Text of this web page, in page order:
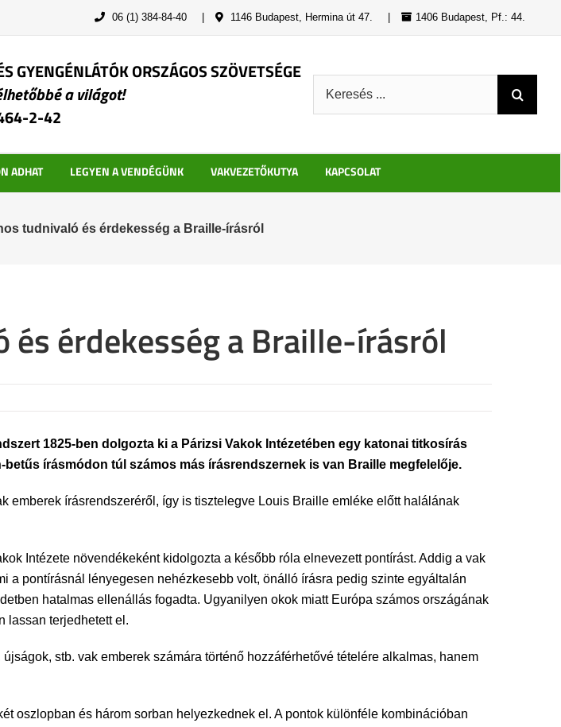
06 (1) 384-84-40 1146 Budapest, Hermina út 47. 1406 Budapest, Pf.: 44.
GYENGÉNLÁTÓK ORSZÁGOS SZÖVETSÉGE
a világot!
2-42
ADHAT LEGYEN A VENDÉGÜNK VAKVEZETŐKUTYA KAPCSOLAT
tudnivaló és érdekesség a Braille-írásról
érdekesség a Braille-írásról
1825-ben dolgozta ki a Párizsi Vakok Intézetében egy katonai titkosírás
írásmódon túl számos más írásrendszernek is van Braille megfelelője.
emberek írásrendszeréről, így is tisztelegve Louis Braille emléke előtt halálának
Intézete növendékeként kidolgozta a később róla elnevezett pontírást. Addig a vak
a pontírásnál lényegesen nehézkesebb volt, önálló írásra pedig szinte egyáltalán
hatalmas ellenállás fogadta. Ugyanilyen okok miatt Európa számos országának
lassan terjedhetett el.
stb. vak emberek számára történő hozzáférhetővé tételére alkalmas, hanem
oszlopban és három sorban helyezkednek el. A pontok különféle kombinációban